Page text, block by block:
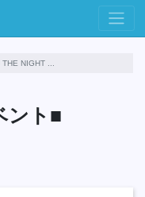
NIGHT ...
ント■